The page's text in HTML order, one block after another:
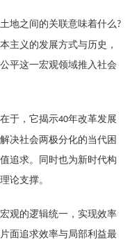
地之间的关联意味着什么 ?
主义的发展方式与历史，
平这一宏观领域推入社会
于，它揭示40年改革发展
决社会两极分化的当代困
追求。同时也为新时代构
论支撑。
观的逻辑统一，实现效率
面追求效率与局部利益最